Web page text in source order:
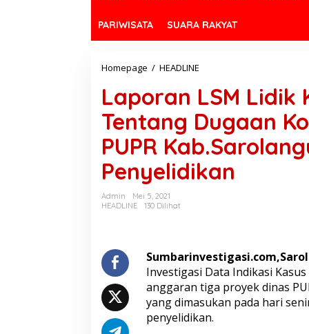
PARIWISATA SUARA RAKYAT
Homepage / HEADLINE
p
o
r
a
n
L
S
M
K
a
s
u
s
d
Laporan LSM Lidik
Tentang Dugaan
PUPR
Penyelidikan
Admin
Mei 5, 2021
HEADLINE
130 Dilihat
Investigasi Data Indikasi
anggaran tiga proyek dinas
yang dimasukan pada hari
penyelidikan.